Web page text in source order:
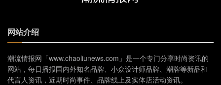
网站介绍
潮流情报网「www.chaoliunews.com」是一个专门分享时尚资讯的
网站，每日播报国内外知名品牌、小众设计师品牌、潮牌等新品和
代言人资讯，近期时尚事件、品牌线上及实体店活动资讯。